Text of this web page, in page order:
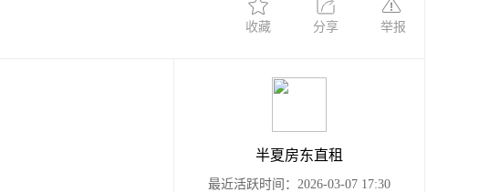
收藏 分享 举报
半夏房东直租
最近活跃时间：2026-03-07 17:30